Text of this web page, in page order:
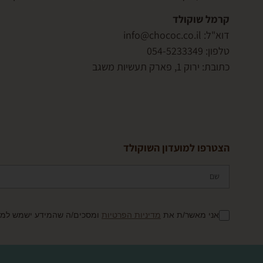
קרמל שוקולד
דוא"ל: info@chococ.co.il
טלפון: 054-5233349
כתובת: ירוק 1, פארק תעשיות משגב
הצטרפו למועדון השוקולד
אני מאשר/ת את מדיניות הפרטיות ומסכים/ה שהמידע ישמש